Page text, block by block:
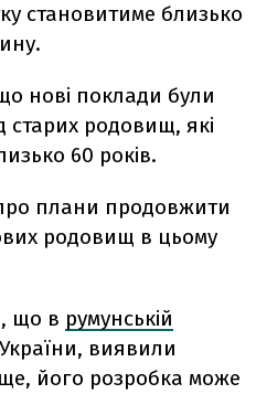
становитиме близько
нові поклади були
старих родовищ, які
60 років.
плани продовжити
родовищ в цьому
що в румунській
виявили
його розробка може